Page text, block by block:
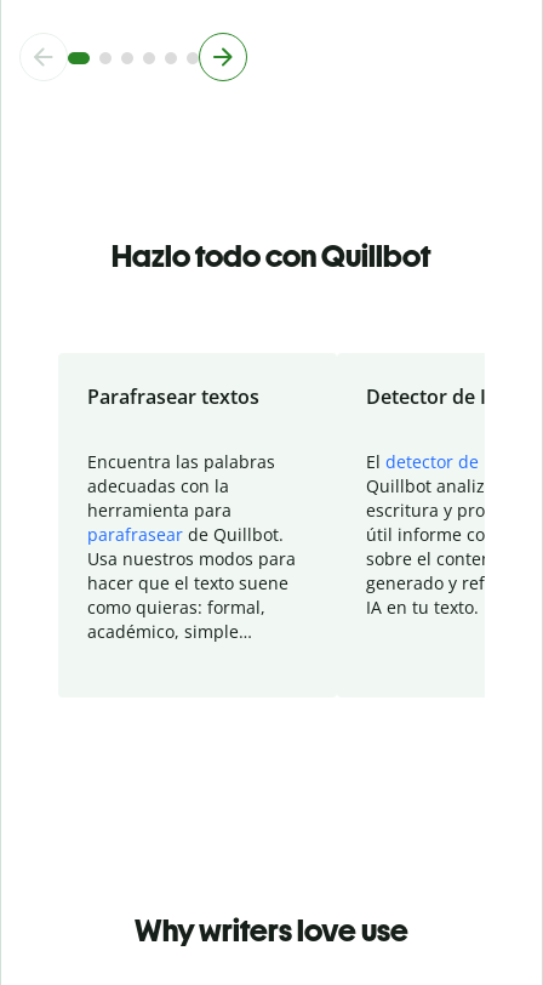
Hazlo todo con Quillbot
Parafrasear textos
Encuentra las palabras
adecuadas con la
herramienta para
parafrasear de Quillbot.
Usa nuestros modos para
hacer que el texto suene
como quieras: formal,
académico, simple…
Detector de IA
El detector de IA
Quillbot analiza tu
escritura y
útil informe con
sobre el contenido
generado y refinado
IA en tu texto.
Why writers love use